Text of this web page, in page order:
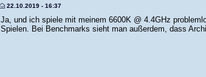
22.10.2019 - 16:37
Ja, und ich spiele mit meinem 6600K @ 4.4GHz
Spielen. Bei Benchmarks sieht man außerdem, dass